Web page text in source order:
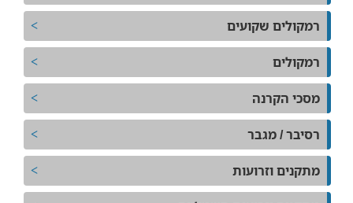
רמקולים שקועים
רמקולים
מסכי הקרנה
רסיבר / מגבר
מתקנים וזרועות